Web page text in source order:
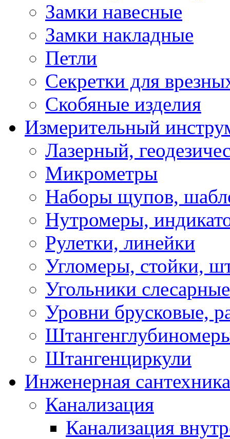
Замки навесные
Замки накладные
Петли
Секретки для
Скобяные изделия
Измерительный
Лазерный,
Микрометры
Наборы щупов,
Нутромеры,
Рулетки, линейки
Угломеры, стойки,
Угольники слесарные
Уровни брусковые,
Штангенциркули
Инженерная сантехника
Канализация
Канализация